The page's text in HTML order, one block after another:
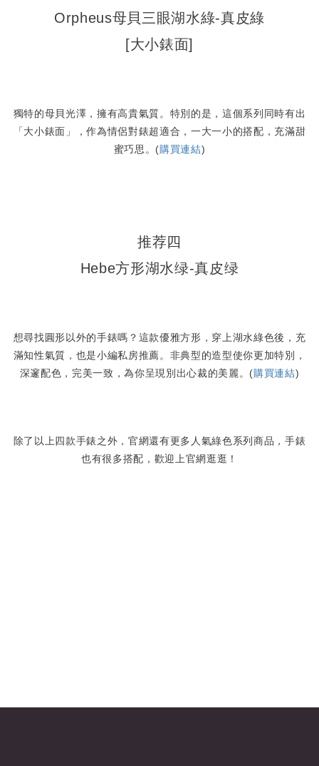
Orpheus母貝三眼湖水綠-真皮綠
[大小錶面]
獨特的母貝光澤，擁有高貴氣質。特別的是，這個系列同時有出
「大小錶面」，作為情侶對錶超適合，一大一小的搭配，充滿甜
蜜巧思。(購買連結)
推荐四
Hebe方形湖水绿-真皮绿
想尋找圓形以外的手錶嗎？這款優雅方形，穿上湖水綠色後，充
滿知性氣質，也是小編私房推薦。非典型的造型使你更加特別，
深邃配色，完美一致，為你呈現別出心裁的美麗。(購買連結)
除了以上四款手錶之外，官網還有更多人氣綠色系列商品，手錶
也有很多搭配，歡迎上官網逛逛！